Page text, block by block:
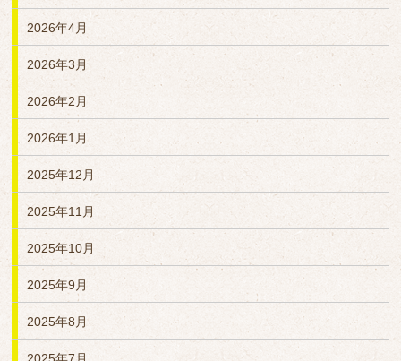
2026年4月
2026年3月
2026年2月
2026年1月
2025年12月
2025年11月
2025年10月
2025年9月
2025年8月